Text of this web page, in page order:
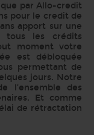
par Allo-credit
pour le credit de
apport sur une
tous les crédits
moment votre
est débloquée
permettant de
jours. Notre
l’ensemble des
Et comme
de rétractation